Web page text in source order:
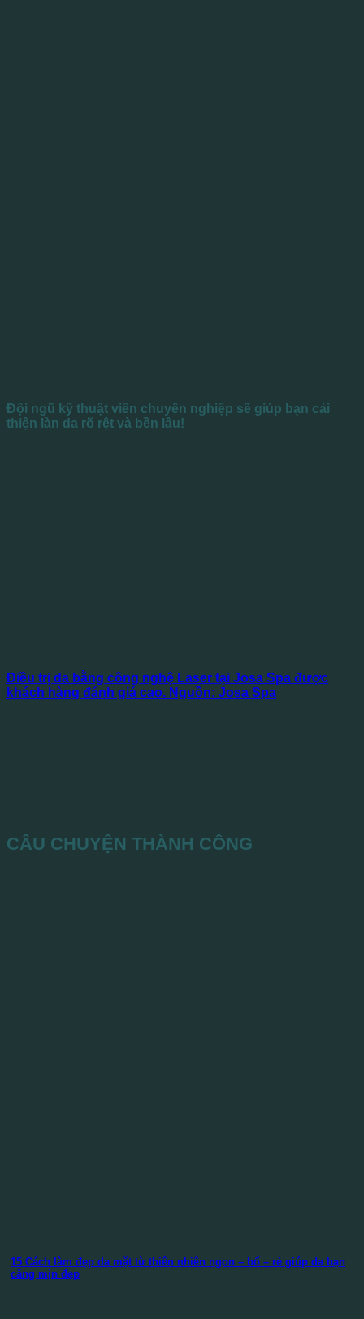
Đội ngũ kỹ thuật viên chuyên nghiệp sẽ giúp bạn cải
thiện làn da rõ rệt và bền lâu!
Điều trị da bằng công nghệ Laser tại Josa Spa được
khách hàng đánh giá cao. Nguồn: Josa Spa
CÂU CHUYỆN THÀNH CÔNG
15 Cách làm đẹp da mặt từ thiên nhiên ngon – bổ – rẻ giúp da bạn
căng mịn đẹp